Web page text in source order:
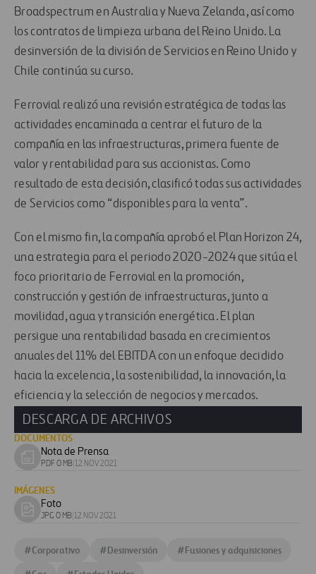
Broadspectrum en Australia y Nueva Zelanda, así como
los contratos de limpieza urbana del Reino Unido. La
desinversión de la división de Servicios en Reino Unido y
Chile continúa su curso.
Ferrovial realizó una revisión estratégica de todas las
actividades encaminada a centrar el futuro de la
compañía en las infraestructuras, primera fuente de
valor y rentabilidad para sus accionistas. Como
resultado de esta decisión, clasificó todas sus actividades
de Servicios como “disponibles para la venta”.
Con el mismo fin, la compañía aprobó el Plan Horizon 24,
una estrategia para el periodo 2020-2024 que sitúa el
foco prioritario de Ferrovial en la promoción,
construcción y gestión de infraestructuras, junto a
movilidad, agua y transición energética. El plan
persigue una rentabilidad basada en crecimientos
anuales del 11% del EBITDA con un enfoque decidido
hacia la excelencia, la sostenibilidad, la innovación, la
eficiencia y la selección de negocios y mercados.
DESCARGA DE ARCHIVOS
DOCUMENTOS
Download
document
Nota de Prensa
PDF 0 MB 12 NOV 2021
IMÁGENES
Download
Foto
JPG 0 MB 12 NOV 2021
#Corporativo #Desinversión #Fusiones y adquisiciones